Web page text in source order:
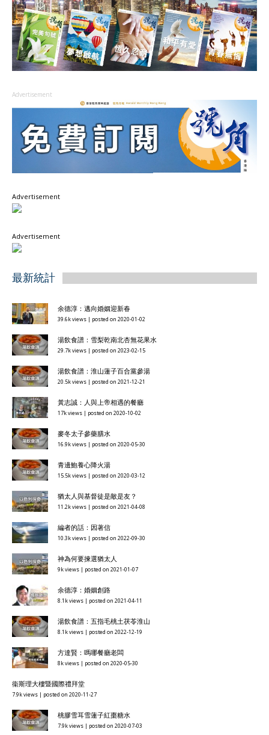
Advertisement
Advertisement
Advertisement
最新統計
余德淳：邁向婚姻迎新春
39.6k views | posted on 2020-01-02
湯飲食譜：雪梨乾南北杏無花果水
29.7k views | posted on 2023-02-15
湯飲食譜：淮山蓮子百合黨參湯
20.5k views | posted on 2021-12-21
黃志誠：人與上帝相遇的餐廳
17k views | posted on 2020-10-02
麥冬太子參藥膳水
16.9k views | posted on 2020-05-30
青邊鮑養心降火湯
15.5k views | posted on 2020-03-12
猶太人與基督徒是敵是友？
11.2k views | posted on 2021-04-08
編者的話：因著信
10.3k views | posted on 2022-09-30
神為何要揀選猶太人
9k views | posted on 2021-01-07
余德淳：婚姻創路
8.1k views | posted on 2021-04-11
湯飲食譜：五指毛桃土茯苓淮山
8.1k views | posted on 2022-12-19
方達賢：嗎哪餐廳老闆
8k views | posted on 2020-05-30
衞斯理大樓暨國際禮拜堂
7.9k views | posted on 2020-11-27
桃膠雪耳雪蓮子紅棗糖水
7.9k views | posted on 2020-07-03